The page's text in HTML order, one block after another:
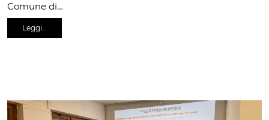
Comune di…
Leggi…